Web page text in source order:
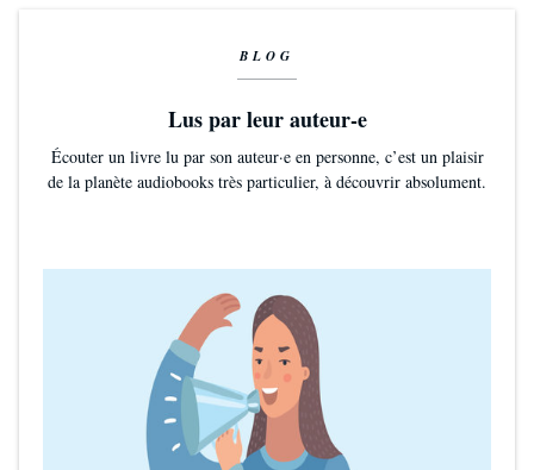
BLOG
Lus par leur auteur-e
Écouter un livre lu par son auteur·e en personne, c’est un plaisir
de la planète audiobooks très particulier, à découvrir absolument.